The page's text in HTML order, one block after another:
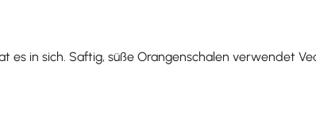
in sich. Saftig, süße Orangenschalen verwendet